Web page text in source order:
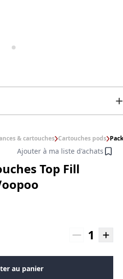
& cartouches Cartouches pods
Ajouter à ma liste d'achats
Top Fill
1
au panier